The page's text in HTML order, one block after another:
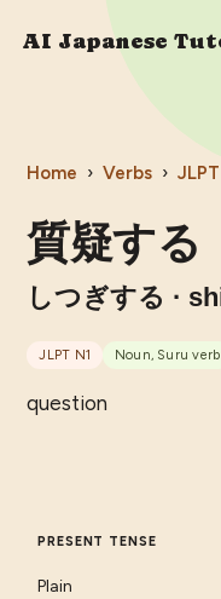
AI Japanese
Home › Verbs › JLPT
質疑する
しつぎする ·
JLPT N1 Noun, Suru verb
question
PRESENT TENSE
Plain